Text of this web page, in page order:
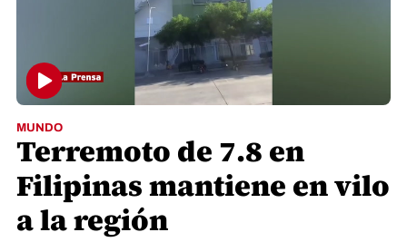
MUNDO
Terremoto de 7.8 en
Filipinas mantiene en vilo
a la región